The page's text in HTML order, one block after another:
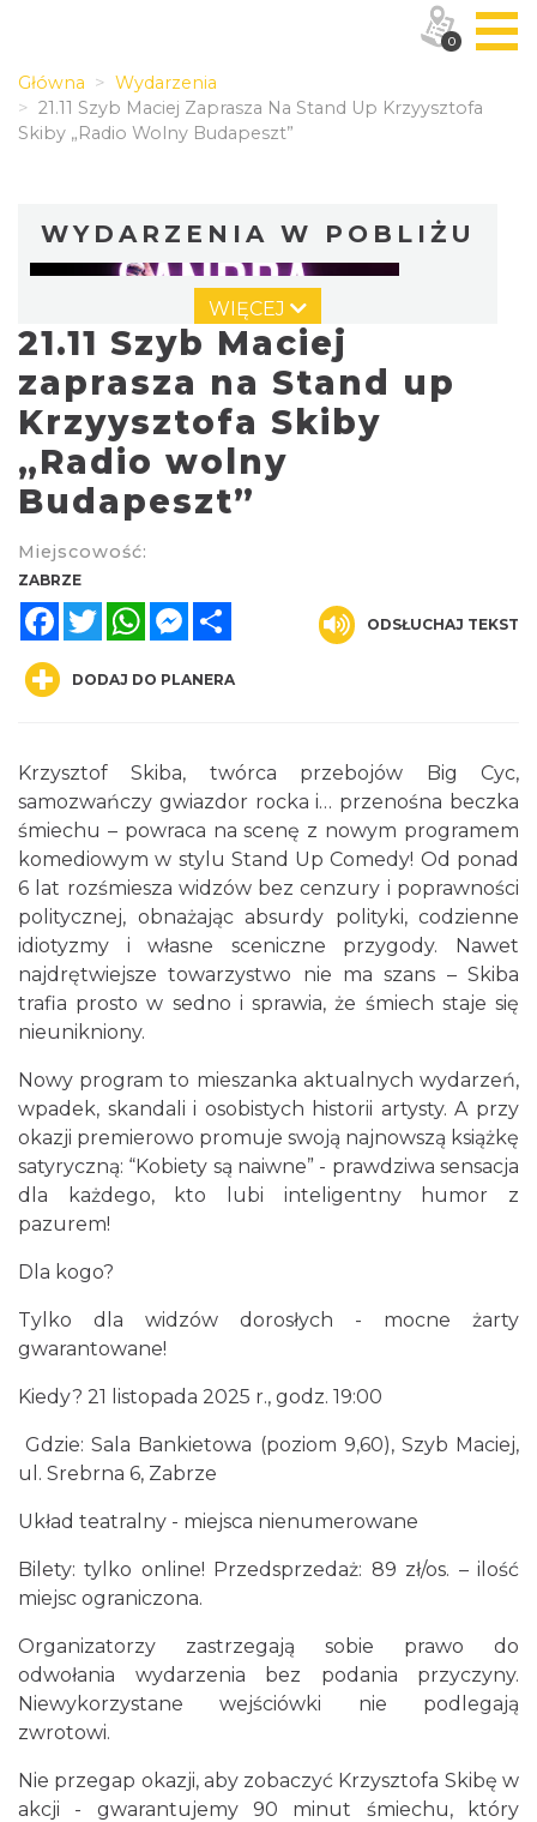
Główna
Wydarzenia
21.11 Szyb Maciej Zaprasza Na Stand Up Krzyysztofa
Skiby „Radio Wolny Budapeszt”
WYDARZENIA W POBLIŻU
Koncert Sandry w Gliwicach
Gliwice
4.59 km
Chorzów
2026-09-20
15.01 km
O zbożach, chlebie i ziołach
Chorzów
Chorzów
15.01 km
Silesia Memoriał Kamili Skolimowskiej
Chorzów
WIĘCEJ
21.11 Szyb Maciej
zaprasza na Stand up
Krzyysztofa Skiby
„Radio wolny
Budapeszt”
Miejscowość:
ZABRZE
FacebookTwitterWhatsAppMessenger
ODSŁUCHAJ TEKST
DODAJ DO PLANERA
Krzysztof Skiba, twórca przebojów Big Cyc,
samozwańczy gwiazdor rocka i… przenośna beczka
śmiechu – powraca na scenę z nowym programem
komediowym w stylu Stand Up Comedy! Od ponad
6 lat rozśmiesza widzów bez cenzury i poprawności
politycznej, obnażając absurdy polityki, codzienne
idiotyzmy i własne sceniczne przygody. Nawet
najdrętwiejsze towarzystwo nie ma szans – Skiba
trafia prosto w sedno i sprawia, że śmiech staje się
nieunikniony.
Nowy program to mieszanka aktualnych wydarzeń,
wpadek, skandali i osobistych historii artysty. A przy
okazji premierowo promuje swoją najnowszą książkę
satyryczną: “Kobiety są naiwne” - prawdziwa sensacja
dla każdego, kto lubi inteligentny humor z
pazurem!
Dla kogo?
Tylko dla widzów dorosłych - mocne żarty
gwarantowane!
Kiedy? 21 listopada 2025 r., godz. 19:00
Gdzie: Sala Bankietowa (poziom 9,60), Szyb Maciej,
ul. Srebrna 6, Zabrze
Układ teatralny - miejsca nienumerowane
Bilety: tylko online! Przedsprzedaż: 89 zł/os. – ilość
miejsc ograniczona.
Organizatorzy zastrzegają sobie prawo do
odwołania wydarzenia bez podania przyczyny.
Niewykorzystane wejściówki nie podlegają
zwrotowi.
Nie przegap okazji, aby zobaczyć Krzysztofa Skibę w
akcji - gwarantujemy 90 minut śmiechu, który
0